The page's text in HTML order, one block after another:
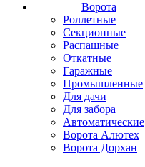
Ворота
Роллетные
Секционные
Распашные
Откатные
Гаражные
Промышленные
Для дачи
Для забора
Автоматические
Ворота Алютех
Ворота Дорхан